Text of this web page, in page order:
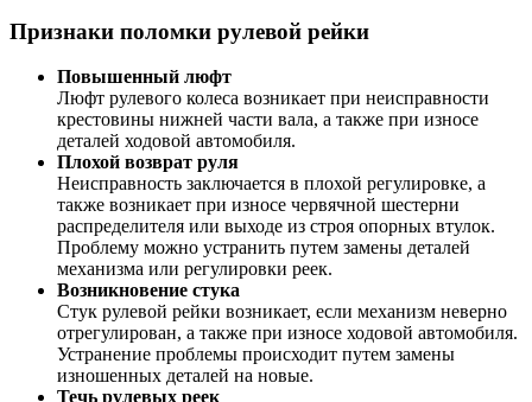
Признаки поломки рулевой рейки
Повышенный люфт
Люфт рулевого колеса возникает при неисправности
крестовины нижней части вала, а также при износе
деталей ходовой автомобиля.
Плохой возврат руля
Неисправность заключается в плохой регулировке, а
также возникает при износе червячной шестерни
распределителя или выходе из строя опорных втулок.
Проблему можно устранить путем замены деталей
механизма или регулировки реек.
Возникновение стука
Стук рулевой рейки возникает, если механизм неверно
отрегулирован, а также при износе ходовой автомобиля.
Устранение проблемы происходит путем замены
изношенных деталей на новые.
Течь рулевых реек